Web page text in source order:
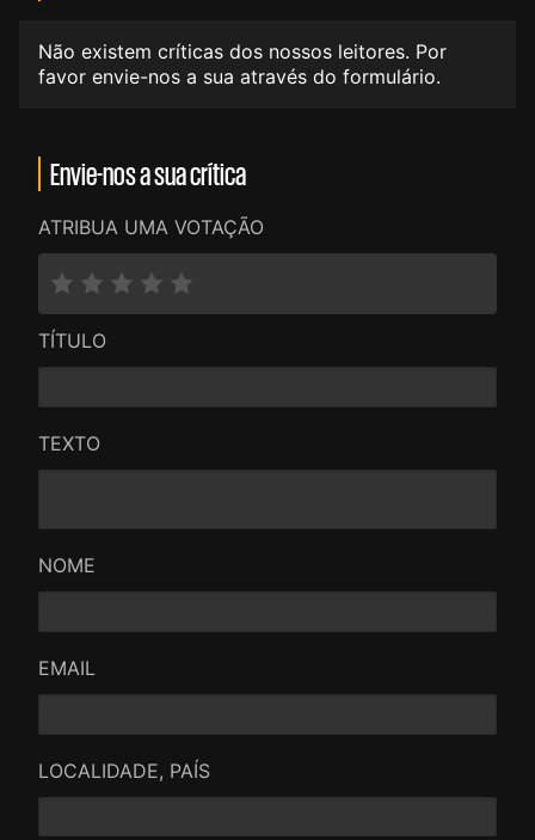
Não existem críticas dos nossos leitores. Por
favor envie-nos a sua através do formulário.
Envie-nos a sua crítica
ATRIBUA UMA VOTAÇÃO
TÍTULO
TEXTO
NOME
EMAIL
LOCALIDADE, PAÍS